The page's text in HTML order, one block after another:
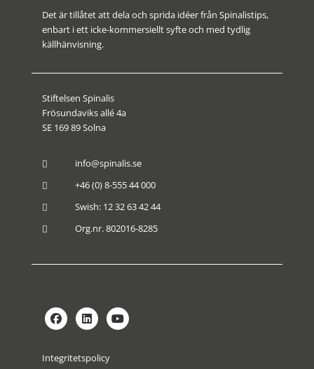
Det är tillåtet att dela och sprida idéer från Spinalistips,
enbart i ett icke-kommersiellt syfte och med tydlig
källhänvisning.
Stiftelsen Spinalis
Frösundaviks allé 4a
SE 169 89 Solna
 info@spinalis.se
 +46 (0) 8-555 44 000
 Swish: 12 32 63 42 44
 Org.nr. 802016-8285
Integritetspolicy